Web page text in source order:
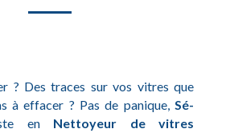
? Des traces sur vos vitres que
à effacer ? Pas de panique,Sé-
en Nettoyeur de vitres